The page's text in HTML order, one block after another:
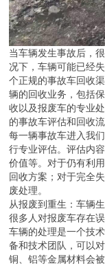
当车辆发生事故后，
况下，车辆可能已经
个正规的事故车回收
辆的回收业务，包括
收以及报废车的专业
的事故车评估和回收流
每一辆事故车进入我
行专业评估。评估内
价值等。对于仍有利
回收方案；对于完全
废处理。
从报废到重生：车辆
很多人对报废车存在
车辆的处理是一个技
备和技术团队，可以
铜、铝等金属材料会